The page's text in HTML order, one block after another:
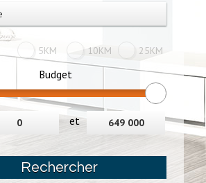
5KM 10KM 25KM
Budget
et
Rechercher